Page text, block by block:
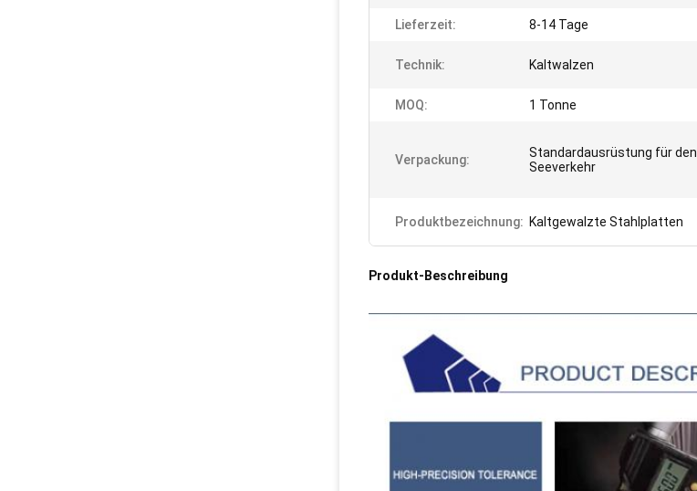
Lieferzeit: 8-14 Tage
Technik: Kaltwalzen
MOQ: 1 Tonne
Verpackung:
Standardausrüstung für den
Seeverkehr
Produktbezeichnung: Kaltgewalzte Stahlplatten
Produkt-Beschreibung